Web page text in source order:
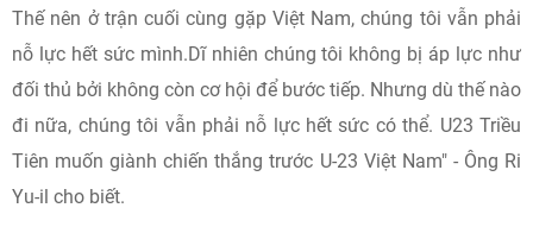
Thế nên ở trận cuối cùng gặp Việt Nam, chúng tôi vẫn phải
nỗ lực hết sức mình.Dĩ nhiên chúng tôi không bị áp lực như
đối thủ bởi không còn cơ hội để bước tiếp. Nhưng dù thế nào
đi nữa, chúng tôi vẫn phải nỗ lực hết sức có thể. U23 Triều
Tiên muốn giành chiến thắng trước U-23 Việt Nam" - Ông Ri
Yu-il cho biết.